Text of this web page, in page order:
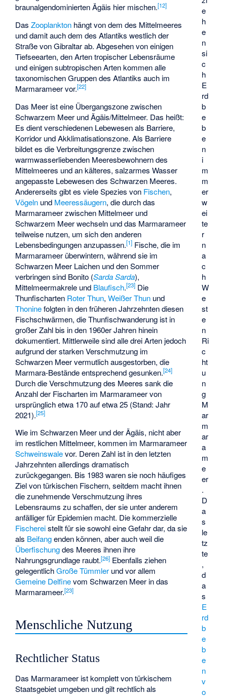
e
h
e
n
si
c
h
E
rd
b
e
b
e
n
i
m
m
er
w
ei
te
r
n
a
c
h
W
e
st
e
n
Ri
c
ht
u
n
g
M
ar
m
ar
a
m
e
er
.
D
a
s
le
tz
te
,
d
a
s
E
rd
b
e
b
e
n
v
o
braunalgendominierten Ägäis hier mischen.[12]
DasZooplankton hängt von dem des Mittelmeeres
und damit auch dem des Atlantiks westlich der
Straße von Gibraltar ab. Abgesehen von einigen
Tiefseearten, den Arten tropischer Lebensräume
und einigen subtropischen Arten kommen alle
taxonomischen Gruppen des Atlantiks auch im
Marmarameer vor.[22]
Das Meer ist eine Übergangszone zwischen
Schwarzem Meer und Ägäis/Mittelmeer. Das heißt:
Es dient verschiedenen Lebewesen als Barriere,
Korridor und Akklimatisationszone. Als Barriere
bildet es die Verbreitungsgrenze zwischen
warmwasserliebenden Meeresbewohnern des
Mittelmeeres und an kälteres, salzarmes Wasser
angepasste Lebewesen des Schwarzen Meeres.
Andererseits gibt es viele Spezies von Fischen,
Vögeln und Meeressäugern, die durch das
Marmarameer zwischen Mittelmeer und
Schwarzem Meer wechseln und das Marmarameer
teilweise nutzen, um sich den anderen
Lebensbedingungen anzupassen.[1] Fische, die im
Marmarameer überwintern, während sie im
Schwarzen Meer Laichen und den Sommer
verbringen sind Bonito (Sarda Sarda),
Mittelmeermakrele und Blaufisch.[23] Die
Thunfischarten Roter Thun,Weißer Thun und
Thoninefolgten in den früheren Jahrzehnten diesen
Fischschwärmen, die Thunfischwanderung ist in
großer Zahl bis in den 1960er Jahren hinein
dokumentiert. Mittlerweile sind alle drei Arten jedoch
aufgrund der starken Verschmutzung im
Schwarzen Meer vermutlich ausgestorben, die
Marmara-Bestände entsprechend gesunken.[24]
Durch die Verschmutzung des Meeres sank die
Anzahl der Fischarten im Marmarameer von
ursprünglich etwa 170 auf etwa 25 (Stand: Jahr
2021).[25]
Wie im Schwarzen Meer und der Ägäis, nicht aber
im restlichen Mittelmeer, kommen im Marmarameer
Schweinswalevor. Deren Zahl ist in den letzten
Jahrzehnten allerdings dramatisch
zurückgegangen. Bis 1983 waren sie noch häufiges
Ziel von türkischen Fischern, seitdem macht ihnen
die zunehmende Verschmutzung ihres
Lebensraums zu schaffen, der sie unter anderem
anfälliger für Epidemien macht. Die kommerzielle
Fischereistellt für sie sowohl eine Gefahr dar, da sie
als Beifangenden können, aber auch weil die
Überfischungdes Meeres ihnen ihre
Nahrungsgrundlage raubt.[26] Ebenfalls ziehen
gelegentlichGroße Tümmler und vor allem
Gemeine Delfinevom Schwarzen Meer in das
Marmarameer.[23]
Menschliche Nutzung
Rechtlicher Status
Das Marmarameer ist komplett von türkischem
Staatsgebiet umgeben und gilt rechtlich als